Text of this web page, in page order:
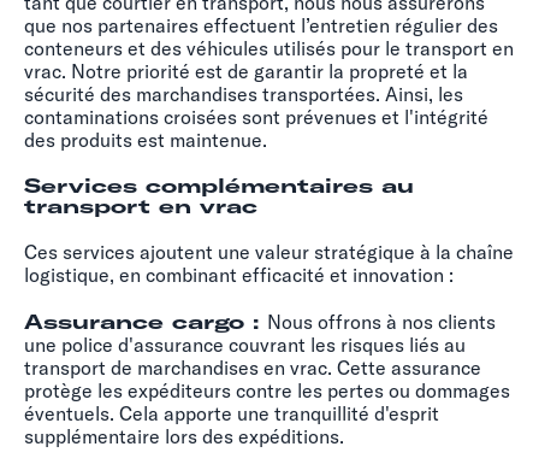
que nos partenaires effectuent l’entretien régulier des
conteneurs et des véhicules utilisés pour le transport en
vrac. Notre priorité est de garantir la propreté et la
sécurité des marchandises transportées. Ainsi, les
contaminations croisées sont prévenues et l'intégrité
des produits est maintenue.
Services complémentaires au
transport en vrac
Ces services ajoutent une valeur stratégique à la chaîne
logistique, en combinant efficacité et innovation :
Assurance cargo : Nous offrons à nos clients
une police d'assurance couvrant les risques liés au
transport de marchandises en vrac. Cette assurance
protège les expéditeurs contre les pertes ou dommages
éventuels. Cela apporte une tranquillité d'esprit
supplémentaire lors des expéditions.